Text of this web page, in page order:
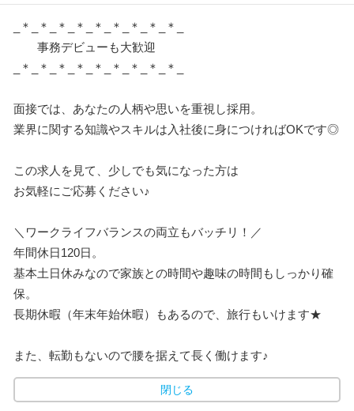
_＊_＊_＊_＊_＊_＊_＊_＊_＊_
事務デビューも大歓迎
_＊_＊_＊_＊_＊_＊_＊_＊_＊_
面接では、あなたの人柄や思いを重視し採用。
業界に関する知識やスキルは入社後に身につければOKです◎
この求人を見て、少しでも気になった方は
お気軽にご応募ください♪
＼ワークライフバランスの両立もバッチリ！／
年間休日120日。
基本土日休みなので家族との時間や趣味の時間もしっかり確
保。
長期休暇（年末年始休暇）もあるので、旅行もいけます★
また、転勤もないので腰を据えて長く働けます♪
閉じる